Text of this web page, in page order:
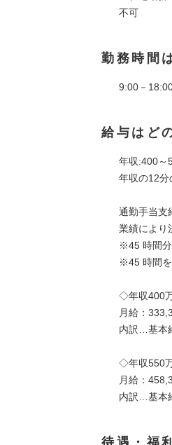
不可
勤務時間
9:00－
給与はど
年収:400～
年収の12分
通勤手当支
業績により
※45 時間
※45 時間
◇年収400
月給：
内訳…基本
◇年収550
月給：
内訳…基本
待遇・福